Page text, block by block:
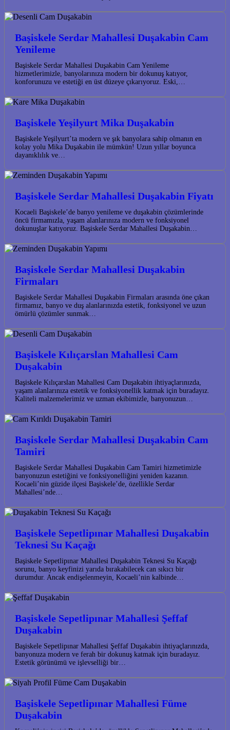
Başiskele Serdar Mahallesi Duşakabin Cam
Yenileme
Başiskele Serdar Mahallesi Duşakabin Cam Yenileme
hizmetlerimizle, banyolarınıza modern bir dokunuş katıyor,
konforunuzu ve estetiği en üst düzeye çıkarıyoruz. Eski,…
Başiskele Yeşilyurt Mika Duşakabin
Başiskele Yeşilyurt’ta modern ve şık banyolara sahip olmanın en
kolay yolu Mika Duşakabin ile mümkün! Uzun yıllar boyunca
dayanıklılık ve…
Başiskele Serdar Mahallesi Duşakabin Fiyatı
Kocaeli Başiskele’de banyo yenileme ve duşakabin çözümlerinde
öncü firmamızla, yaşam alanlarınıza modern ve fonksiyonel
dokunuşlar katıyoruz. Başiskele Serdar Mahallesi Duşakabin…
Başiskele Serdar Mahallesi Duşakabin
Firmaları
Başiskele Serdar Mahallesi Duşakabin Firmaları arasında öne çıkan
firmamız, banyo ve duş alanlarınızda estetik, fonksiyonel ve uzun
ömürlü çözümler sunmak…
Başiskele Kılıçarslan Mahallesi Cam
Duşakabin
Başiskele Kılıçarslan Mahallesi Cam Duşakabin ihtiyaçlarınızda,
yaşam alanlarınıza estetik ve fonksiyonellik katmak için buradayız.
Kaliteli malzemelerimiz ve uzman ekibimizle, banyonuzun…
Başiskele Serdar Mahallesi Duşakabin Cam
Tamiri
Başiskele Serdar Mahallesi Duşakabin Cam Tamiri hizmetimizle
banyonuzun estetiğini ve fonksiyonelliğini yeniden kazanın.
Kocaeli’nin güzide ilçesi Başiskele’de, özellikle Serdar
Mahallesi’nde…
Başiskele Sepetlipınar Mahallesi Duşakabin
Teknesi Su Kaçağı
Başiskele Sepetlipınar Mahallesi Duşakabin Teknesi Su Kaçağı
sorunu, banyo keyfinizi yarıda bırakabilecek can sıkıcı bir
durumdur. Ancak endişelenmeyin, Kocaeli’nin kalbinde…
Başiskele Sepetlipınar Mahallesi Şeffaf
Duşakabin
Başiskele Sepetlipınar Mahallesi Şeffaf Duşakabin ihtiyaçlarınızda,
banyonuza modern ve ferah bir dokunuş katmak için buradayız.
Estetik görünümü ve işlevselliği bir…
Başiskele Sepetlipınar Mahallesi Füme
Duşakabin